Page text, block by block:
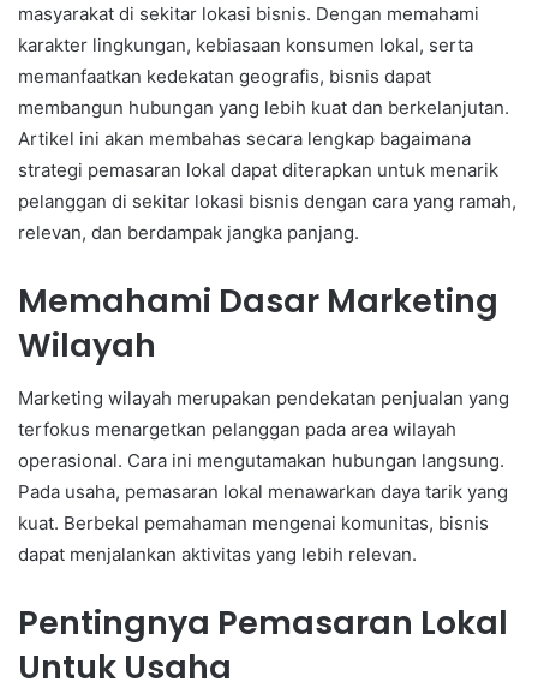
masyarakat di sekitar lokasi bisnis. Dengan memahami
karakter lingkungan, kebiasaan konsumen lokal, serta
memanfaatkan kedekatan geografis, bisnis dapat
membangun hubungan yang lebih kuat dan berkelanjutan.
Artikel ini akan membahas secara lengkap bagaimana
strategi pemasaran lokal dapat diterapkan untuk menarik
pelanggan di sekitar lokasi bisnis dengan cara yang ramah,
relevan, dan berdampak jangka panjang.
Memahami Dasar Marketing
Wilayah
Marketing wilayah merupakan pendekatan penjualan yang
terfokus menargetkan pelanggan pada area wilayah
operasional. Cara ini mengutamakan hubungan langsung.
Pada usaha, pemasaran lokal menawarkan daya tarik yang
kuat. Berbekal pemahaman mengenai komunitas, bisnis
dapat menjalankan aktivitas yang lebih relevan.
Pentingnya Pemasaran Lokal
Untuk Usaha